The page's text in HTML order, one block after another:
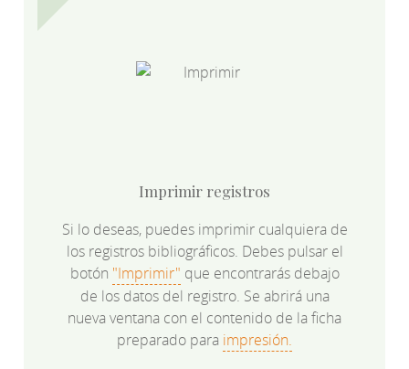
Imprimir registros
Si lo deseas, puedes imprimir cualquiera de
los registros bibliográficos. Debes pulsar el
botón "Imprimir" que encontrarás debajo
de los datos del registro. Se abrirá una
nueva ventana con el contenido de la ficha
preparado para impresión.